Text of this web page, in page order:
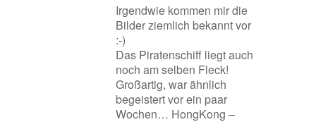
Irgendwie kommen mir die
Bilder ziemlich bekannt vor
:-)
Das Piratenschiff liegt auch
noch am selben Fleck!
Großartig, war ähnlich
begeistert vor ein paar
Wochen… HongKong –